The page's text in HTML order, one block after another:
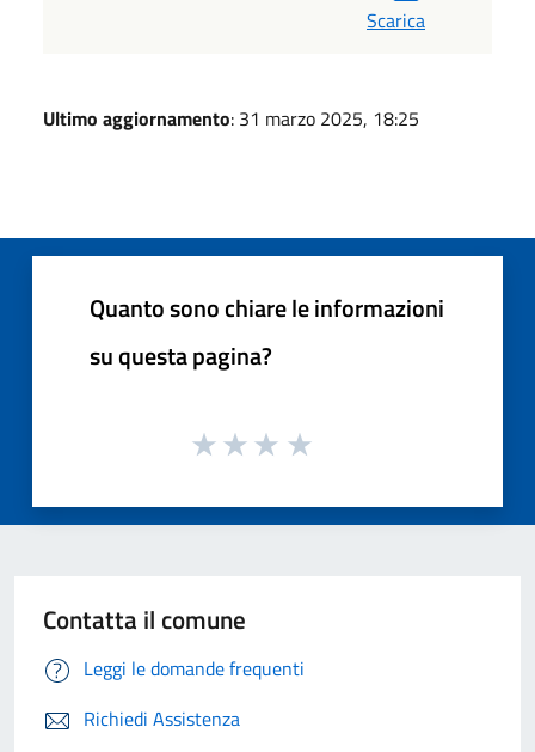
Scarica
Ultimo aggiornamento: 31 marzo 2025, 18:25
Quanto sono chiare le informazioni
su questa pagina?
Contatta il comune
Leggi le domande frequenti
Richiedi Assistenza